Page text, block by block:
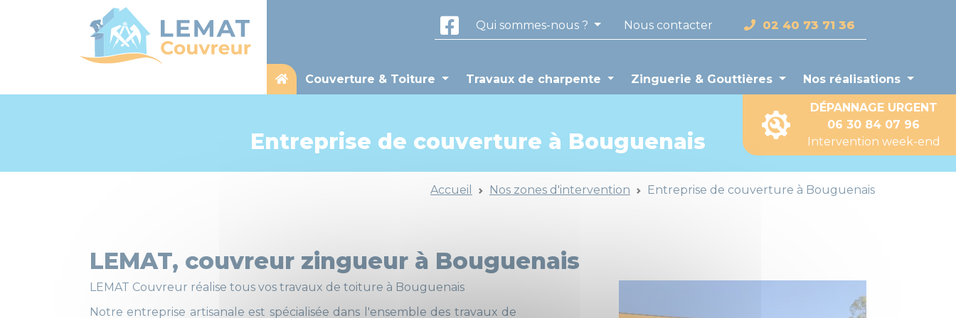
Qui sommes-nous ? Nous contacter 02 40 73 71 36
Couverture & Toiture Travaux de charpente Zinguerie & Gouttières Nos réalisations
DÉPANNAGE URGENT
06 30 84 07 96
Intervention week-end
Entreprise de couverture à Bouguenais
Accueil Nos zones d'intervention Entreprise de couverture à Bouguenais
LEMAT, couvreur zingueur à Bouguenais
LEMAT Couvreur réalise tous vos travaux de toiture à Bouguenais
Notre entreprise artisanale est spécialisée dans l'ensemble des travaux de